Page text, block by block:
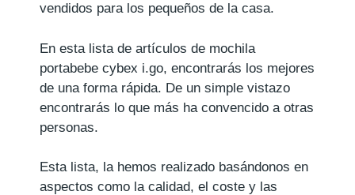
vendidos para los pequeños de la casa.
En esta lista de artículos de mochila
portabebe cybex i.go, encontrarás los mejores
de una forma rápida. De un simple vistazo
encontrarás lo que más ha convencido a otras
personas.
Esta lista, la hemos realizado basándonos en
aspectos como la calidad, el coste y las